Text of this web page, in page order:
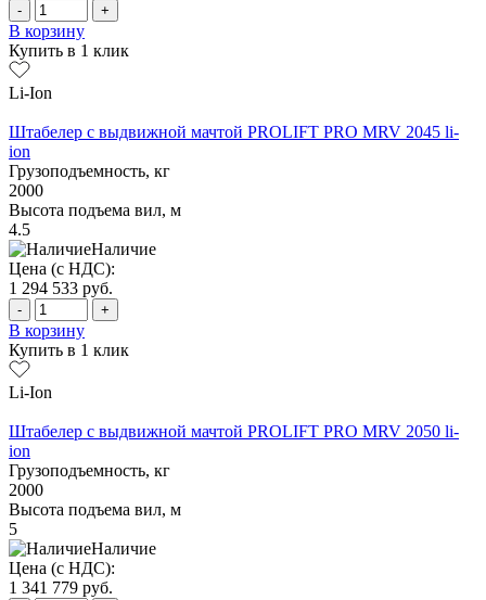
- +
В корзину
Купить в 1 клик
Li-Ion
Штабелер с выдвижной мачтой PROLIFT PRO MRV 2045 li-
ion
Грузоподъемность, кг
2000
Высота подъема вил, м
4.5
Наличие
Цена (с НДС):
1 294 533 руб.
- +
В корзину
Купить в 1 клик
Li-Ion
Штабелер с выдвижной мачтой PROLIFT PRO MRV 2050 li-
ion
Грузоподъемность, кг
2000
Высота подъема вил, м
5
Наличие
Цена (с НДС):
1 341 779 руб.